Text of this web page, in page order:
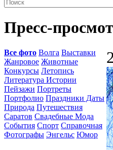
Пресс-
Все фото Волга Выставки
Жанровое Животные
Конкурсы Летопись
Литература Истории
Пейзажи Портреты
Портфолио Праздники Даты
Природа Путешествия
Саратов Свадебные Мода
События Спорт Справочная
Фотографы Энгельс Юмор